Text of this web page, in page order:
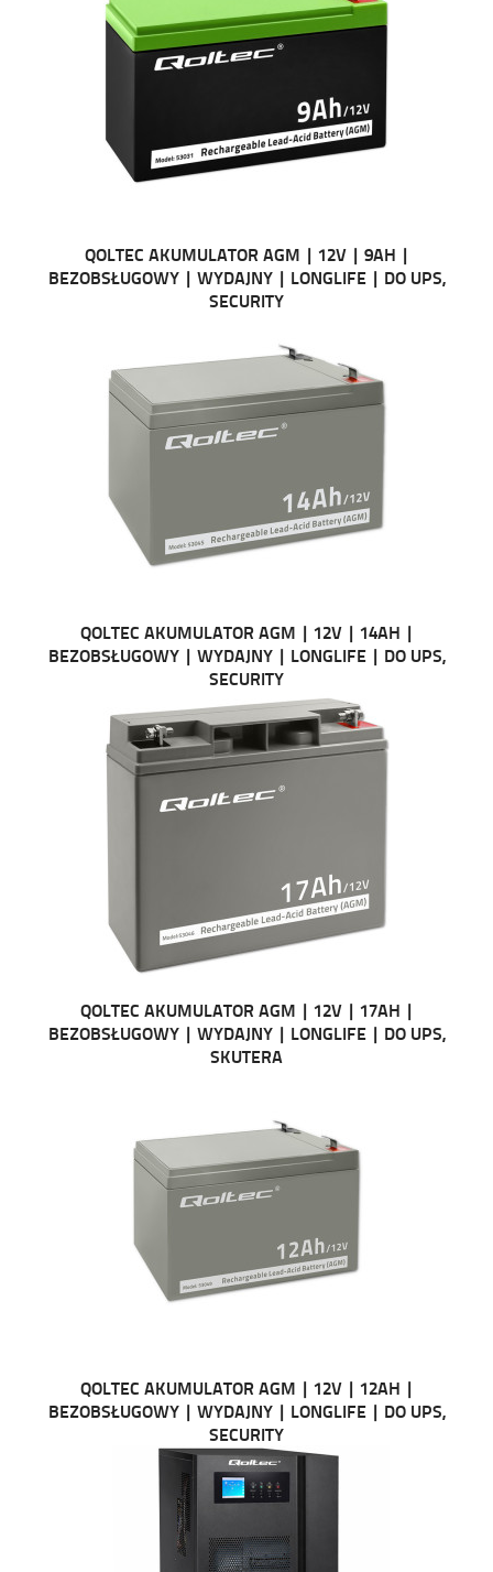
QOLTEC AKUMULATOR AGM | 12V | 9AH |
BEZOBSŁUGOWY | WYDAJNY | LONGLIFE | DO UPS,
SECURITY
QOLTEC AKUMULATOR AGM | 12V | 14AH |
BEZOBSŁUGOWY | WYDAJNY | LONGLIFE | DO UPS,
SECURITY
QOLTEC AKUMULATOR AGM | 12V | 17AH |
BEZOBSŁUGOWY | WYDAJNY | LONGLIFE | DO UPS,
SKUTERA
QOLTEC AKUMULATOR AGM | 12V | 12AH |
BEZOBSŁUGOWY | WYDAJNY | LONGLIFE | DO UPS,
SECURITY